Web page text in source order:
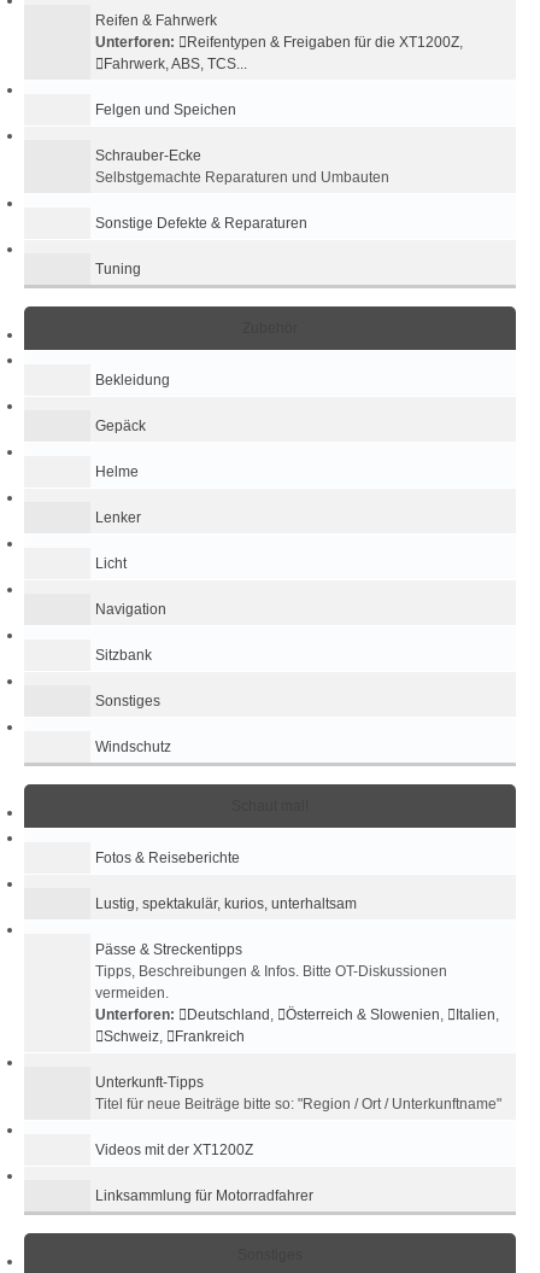
Reifen & Fahrwerk
Unterforen:
Reifentypen & Freigaben für die XT1200Z,
Fahrwerk, ABS, TCS...
Felgen und Speichen
Schrauber-Ecke
Selbstgemachte Reparaturen und Umbauten
Sonstige Defekte & Reparaturen
Tuning
Bekleidung
Gepäck
Helme
Lenker
Licht
Navigation
Sitzbank
Sonstiges
Windschutz
Fotos & Reiseberichte
Lustig, spektakulär, kurios, unterhaltsam
Pässe & Streckentipps
Tipps, Beschreibungen & Infos. Bitte OT-Diskussionen
vermeiden.
Unterforen:
Deutschland , Österreich & Slowenien, Italien,
Schweiz, Frankreich
Unterkunft-Tipps
Titel für neue Beiträge bitte so: "Region / Ort / Unterkunftname"
Videos mit der XT1200Z
Linksammlung für Motorradfahrer